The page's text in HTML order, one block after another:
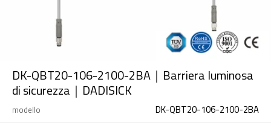
DK-QBT20-106-2100-2BA｜Barriera luminosa
di sicurezza｜DADISICK
modello DK-QBT20-106-2100-2BA